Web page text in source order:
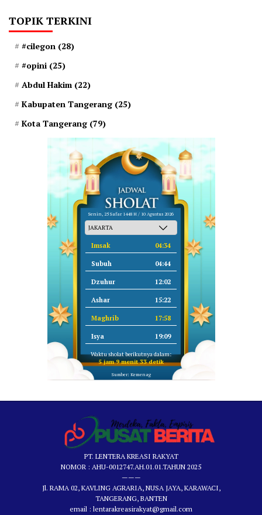
TOPIK TERKINI
#cilegon (28)
#opini (25)
Abdul Hakim (22)
Kabupaten Tangerang (25)
Kota Tangerang (79)
Senin, 25 Safar 1448 H / 10 Agustus 2026
Imsak 04:34
Subuh 04:44
Dzuhur 12:02
Ashar 15:22
Maghrib 17:58
Isya 19:09
Waktu sholat berikutnya dalam:
5 jam 9 menit 33 detik
Sumber: Kemenag
PT. LENTERA KREASI RAKYAT
NOMOR : AHU-0012747.AH.01.01.TAHUN 2025
———
Jl. RAMA 02, KAVLING AGRARIA, NUSA JAYA, KARAWACI,
TANGERANG, BANTEN
email : lentarakreasirakyat@gmail.com